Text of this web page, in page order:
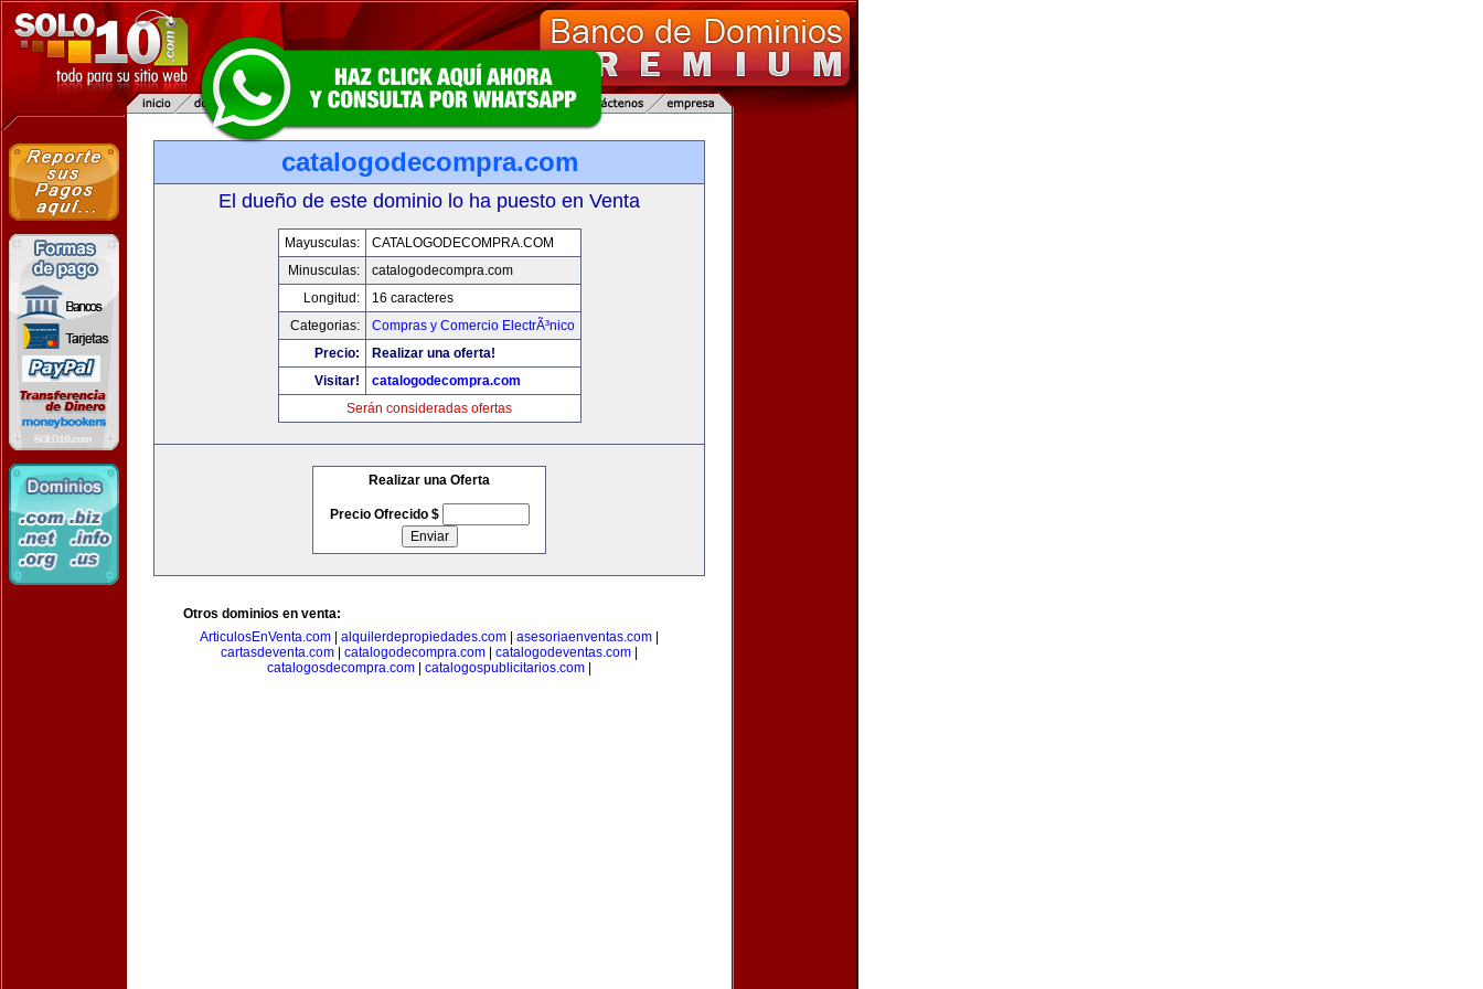
catalogodecompra.com
El dueño de este dominio lo ha puesto en Venta
Mayusculas:
CATALOGODECOMPRA.COM
Minusculas:
catalogodecompra.com
Longitud:
16 caracteres
Categorias:
Compras y Comercio ElectrÃ³nico
Precio:
Realizar una oferta!
Visitar!
catalogodecompra.com
Serán consideradas ofertas
Realizar una Oferta
Precio Ofrecido $
Otros dominios en venta:
ArticulosEnVenta.com
alquilerdepropiedades.com asesoriaenventas.com
cartasdeventa.com
catalogodecompra.com catalogodeventas.com
catalogosdecompra.com
catalogospublicitarios.com